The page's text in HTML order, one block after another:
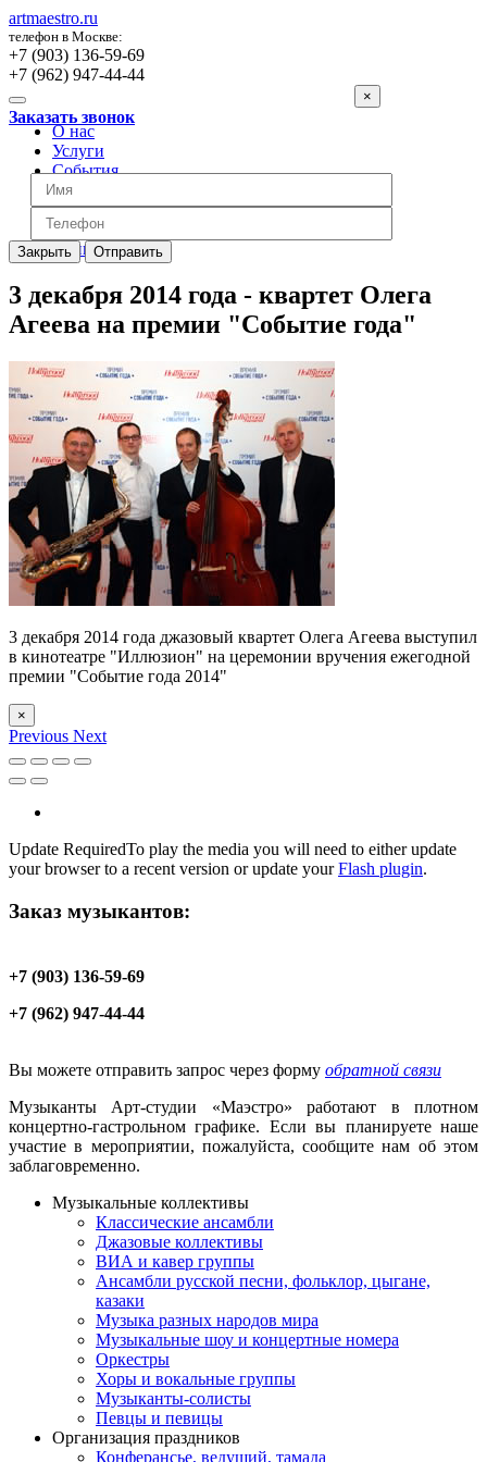
artmaestro.ru
телефон в Москве:
+7 (903) 136-59-69
+7 (962) 947-44-44
Заказать звонок
×
Закрыть Отправить
О нас
Услуги
События
Вопросы
Отзывы
Обратная связь
Цены
3 декабря 2014 года - квартет Олега
Агеева на премии "Событие года"
3 декабря 2014 года джазовый квартет Олега Агеева выступил
в кинотеатре "Иллюзион" на церемонии вручения ежегодной
премии "Событие года 2014"
×
Previous Next
Update RequiredTo play the media you will need to either update
your browser to a recent version or update yourFlash plugin.
Заказ музыкантов:
+7 (903) 136-59-69
+7 (962) 947-44-44
Вы можете отправить запрос через форму обратной связи
Музыканты Арт-студии «Маэстро» работают в плотном
концертно-гастрольном графике. Если вы планируете наше
участие в мероприятии, пожалуйста, сообщите нам об этом
заблаговременно.
Музыкальные коллективы
Классические ансамбли
Джазовые коллективы
ВИА и кавер группы
Ансамбли русской песни, фольклор, цыгане,
казаки
Музыка разных народов мира
Музыкальные шоу и концертные номера
Оркестры
Хоры и вокальные группы
Музыканты-солисты
Певцы и певицы
Организация праздников
Конферансье, ведущий, тамада